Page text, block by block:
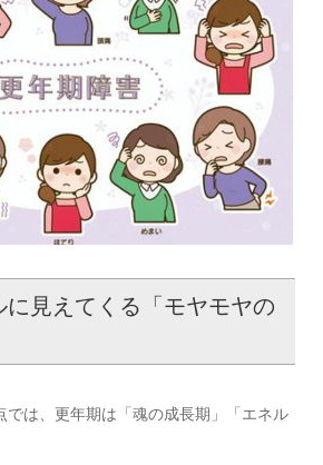
に見えてくる「モヤモヤの
では、更年期は「魂の成長期」「エネル